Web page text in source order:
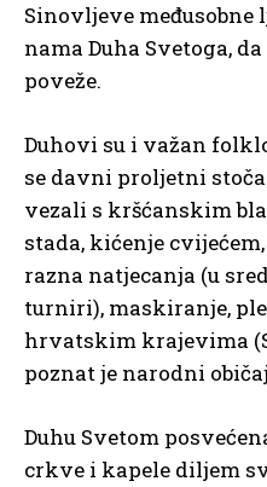
Sinovljeve međusobne
nama Duha Svetoga,
poveže.
Duhovi su i važan
se davni proljetni
vezali s kršćanskim
stada, kićenje
razna natjecanja (u
turniri), maskiranje,
hrvatskim krajevima
poznat je narodni
Duhu Svetom
crkve i kapele diljem